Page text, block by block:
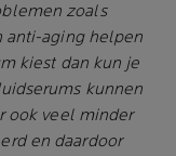
zoals
anti-aging helpen
kiest dan kun je
kunnen
ook veel minder
en daardoor